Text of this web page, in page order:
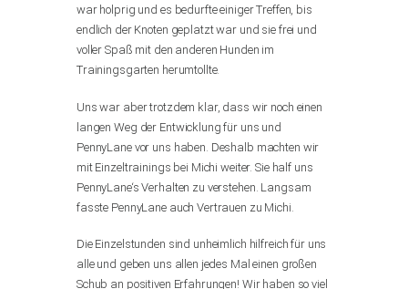
war holprig und es bedurfte einiger Treffen, bis
endlich der Knoten geplatzt war und sie frei und
voller Spaß mit den anderen Hunden im
Trainingsgarten herumtollte.
Uns war aber trotzdem klar, dass wir noch einen
langen Weg der Entwicklung für uns und
PennyLane vor uns haben. Deshalb machten wir
mit Einzeltrainings bei Michi weiter. Sie half uns
PennyLane‘s Verhalten zu verstehen. Langsam
fasste PennyLane auch Vertrauen zu Michi.
Die Einzelstunden sind unheimlich hilfreich für uns
alle und geben uns allen jedes Mal einen großen
Schub an positiven Erfahrungen! Wir haben so viel